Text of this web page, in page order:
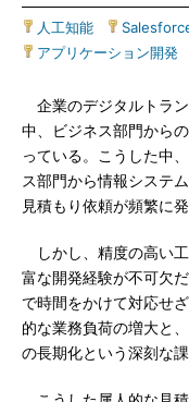
人工知能
アプリケーション開発
企業のデジタルトラ
中、ビジネス部門から
っている。こうした中
ス部門から情報システ
見積もり依頼が頻繁に
しかし、精度の高い
富な開発経験が不可欠
で時間をかけて対応せ
的な業務負荷の増大と
の長期化という深刻な